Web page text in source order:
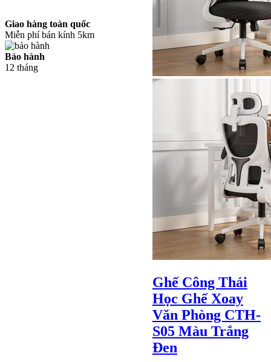
Ghế Công Thái
Học Ghế Xoay
Văn Phòng CTH-
S05 Màu Trắng
Đen
Giao hàng toàn quốc
Miễn phí bán kính 5km
Bảo hành
12 tháng